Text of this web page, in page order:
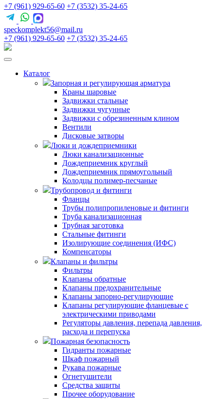
+7 (961) 929-65-60 +7 (3532) 35-24-65
speckomplekt56@mail.ru
+7 (961) 929-65-60 +7 (3532) 35-24-65
Каталог
Запорная и регулирующая арматура
Краны шаровые
Задвижки стальные
Задвижки чугунные
Задвижки с обрезиненным клином
Вентили
Дисковые затворы
Люки и дождеприемники
Люки канализационные
Дождеприемник круглый
Дождеприемник прямоугольный
Колодцы полимер-песчаные
Трубопровод и фитинги
Фланцы
Трубы полипропиленовые и фитинги
Труба канализационная
Трубная заготовка
Стальные фитинги
Изолирующие соединения (ИФС)
Компенсаторы
Клапаны и фильтры
Фильтры
Клапаны обратные
Клапаны предохранительные
Клапаны запорно-регулирующие
Клапаны регулирующие фланцевые с
электрическими приводами
Регуляторы давления, перепада давления,
расхода и перепуска
Пожарная безопасность
Гидранты пожарные
Шкаф пожарный
Рукава пожарные
Огнетушители
Средства защиты
Прочее оборудование